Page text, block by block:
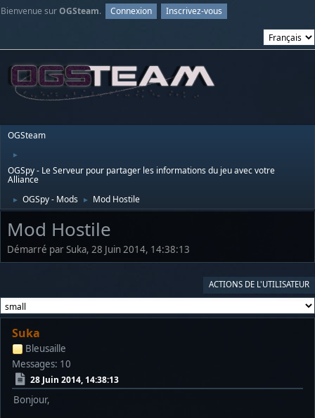
Bienvenue surOGSteam. Connexion Inscrivez-vous
OGSteam
►
OGSpy - Le Serveur pour partager les informations du jeu avec votre
Alliance
► OGSpy - Mods ► Mod Hostile
Mod Hostile
Démarré par Suka, 28 Juin 2014, 14:38:13
ACTIONS DE L'UTILISATEUR
Suka
Bleusaille
Messages: 10
28 Juin 2014, 14:38:13
Bonjour,